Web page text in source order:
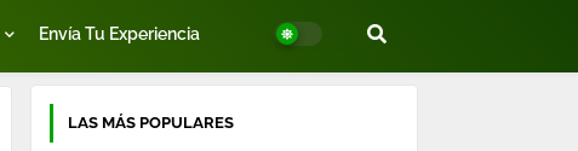
Envía Tu Experiencia
LAS MÁS POPULARES